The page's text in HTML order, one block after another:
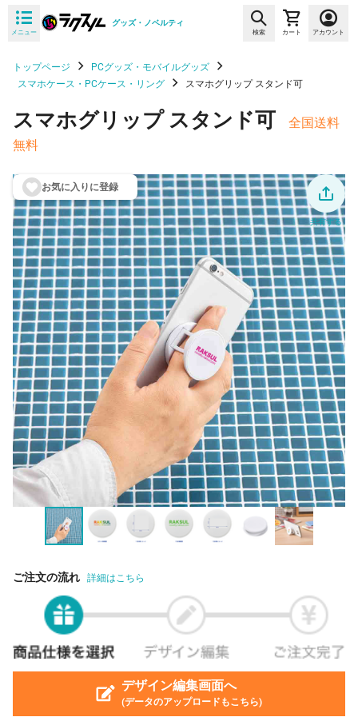
メニュー
グッズ・ノベルティ
検索 カート アカウント
トップページ
PCグッズ・モバイルグッズ
スマホケース・PCケース・リング
スマホグリップ スタンド可
スマホグリップ スタンド可
全国送料
無料
お気に入りに登録
共有する
ご注文の流れ 詳細はこちら
デザイン編集画面へ
(データのアップロードもこちら)